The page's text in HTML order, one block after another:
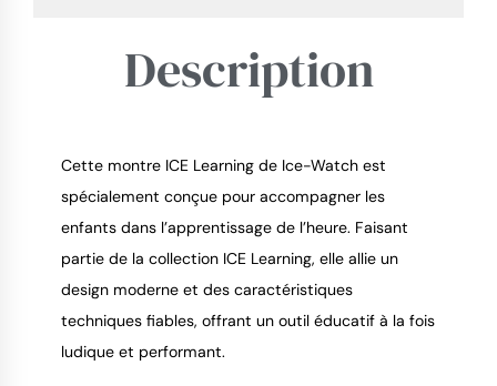
Description
Cette montre ICE Learning de Ice-Watch est
spécialement conçue pour accompagner les
enfants dans l’apprentissage de l’heure. Faisant
partie de la collection ICE Learning, elle allie un
design moderne et des caractéristiques
techniques fiables, offrant un outil éducatif à la fois
ludique et performant.